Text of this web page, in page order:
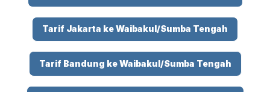
Tarif Jakarta ke Waibakul/Sumba Tengah
Tarif Bandung ke Waibakul/Sumba Tengah